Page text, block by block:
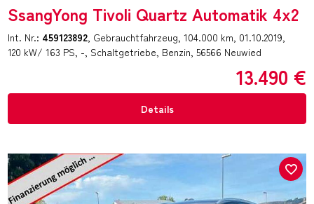
SsangYong Tivoli Quartz Automatik 4x2
Int. Nr.: 459123892 Gebrauchtfahrzeug 104.000 km 01.10.2019
120 kW/ 163 PS - Schaltgetriebe Benzin 56566 Neuwied
13.490 €
Details